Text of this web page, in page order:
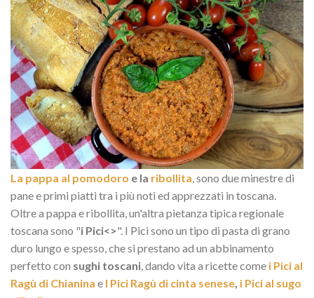
La pappa al pomodoro e la ribollita, sono due minestre di
pane e primi piatti tra i più noti ed apprezzati in toscana.
Oltre a pappa e ribollita, un'altra pietanza tipica regionale
toscana sono "i Pici<>". I Pici sono un tipo di pasta di grano
duro lungo e spesso, che si prestano ad un abbinamento
perfetto con sughi toscani, dando vita a ricette come i Pici al
Ragù di Chianina e I Pici Ragù di cinta senese, i Pici al sugo